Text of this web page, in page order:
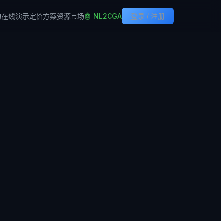
在线演示定价方案资源市场🤖 NL2CGA 登录 / 注册